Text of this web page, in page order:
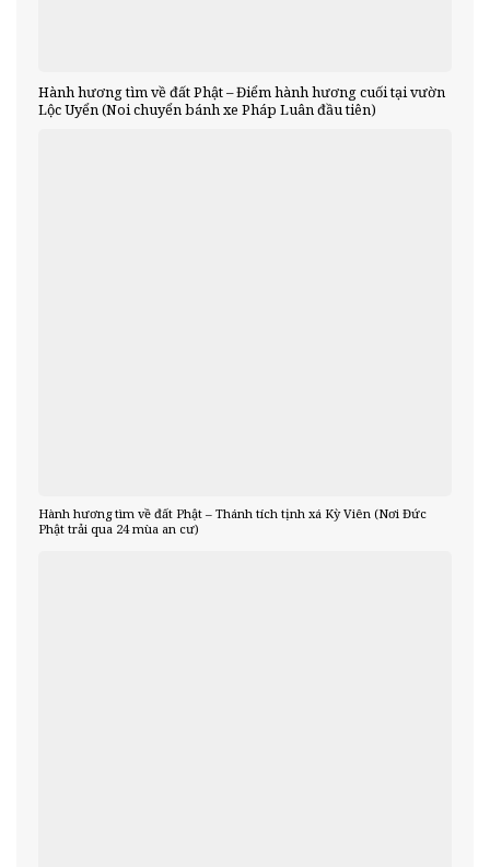
Hành hương tìm về đất Phật – Điểm hành hương cuối tại vườn
Lộc Uyển (Noi chuyển bánh xe Pháp Luân đầu tiên)
Hành hương tìm về đất Phật – Thánh tích tịnh xá Kỳ Viên (Nơi Đức
Phật trải qua 24 mùa an cư)